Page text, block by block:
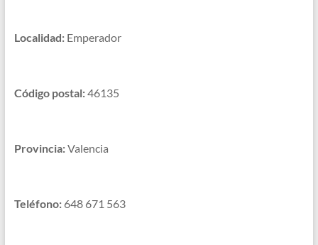
Localidad:Emperador
Código postal:46135
Provincia:Valencia
Teléfono:648 671 563